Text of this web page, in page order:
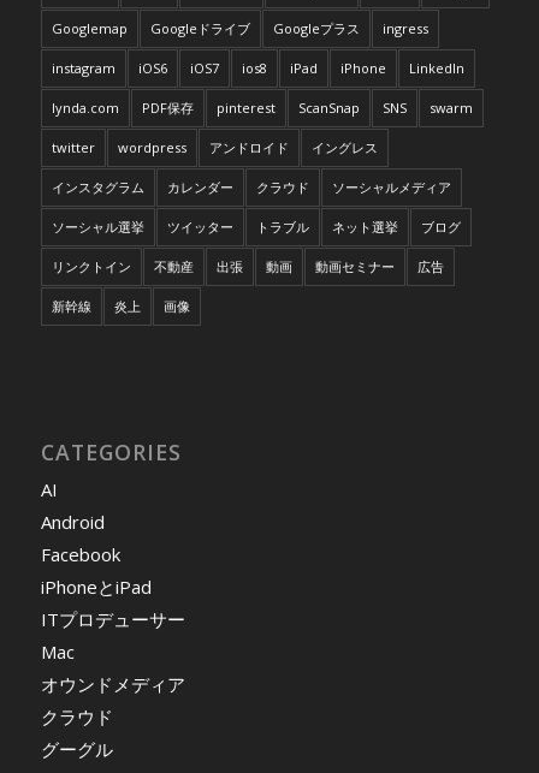
Googlemap Googleドライブ Googleプラス ingress
instagram iOS6 iOS7 ios8 iPad iPhone LinkedIn
lynda.com PDF保存 pinterest ScanSnap SNS swarm
twitter wordpress アンドロイド イングレス
インスタグラム カレンダー クラウド ソーシャルメディア
ソーシャル選挙 ツイッター トラブル ネット選挙 ブログ
リンクトイン 不動産 出張 動画 動画セミナー 広告
新幹線 炎上 画像
CATEGORIES
AI
Android
Facebook
iPhoneとiPad
ITプロデューサー
Mac
オウンドメディア
クラウド
グーグル